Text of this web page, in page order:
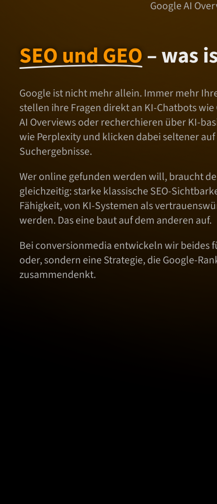
Google AI
SEO und GEO– was
Google ist nicht mehr allein. Immer mehr
stellen ihre Fragen direkt an KI-Chatbots wie
AI Overviews oder recherchieren über KI-
wie Perplexity und klicken dabei seltener
Suchergebnisse.
Wer online gefunden werden will, braucht
gleichzeitig: starke klassische SEO-
Fähigkeit, von KI-Systemen als
werden. Das eine baut auf dem anderen auf.
Bei conversionmedia entwickeln wir beides
oder, sondern eine Strategie, die Google-
zusammendenkt.